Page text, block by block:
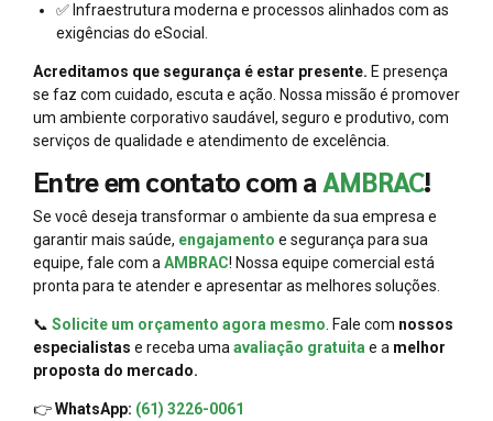
✅ Infraestrutura moderna e processos alinhados com as
exigências do eSocial.
Acreditamos que segurança é estar presente. E presença
se faz com cuidado, escuta e ação. Nossa missão é promover
um ambiente corporativo saudável, seguro e produtivo, com
serviços de qualidade e atendimento de excelência.
Entre em contato com aAMBRAC!
Se você deseja transformar o ambiente da sua empresa e
garantir mais saúde, engajamento e segurança para sua
equipe, fale com aAMBRAC! Nossa equipe comercial está
pronta para te atender e apresentar as melhores soluções.
📞 Solicite um orçamento agora mesmo. Fale com nossos
especialistas e receba umaavaliação gratuitae a melhor
proposta do mercado.
👉WhatsApp: (61) 3226-0061